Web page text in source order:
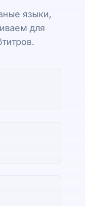
языки,
для